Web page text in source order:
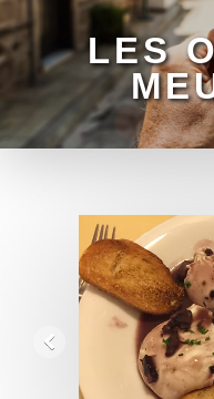
LES